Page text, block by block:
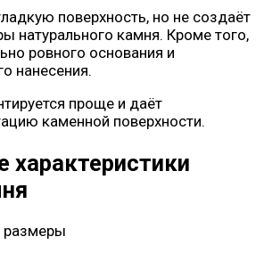
поверхность, но не создаёт
натурального камня. Кроме того,
ровного основания и
нанесения.
проще и даёт
каменной поверхности.
характеристики